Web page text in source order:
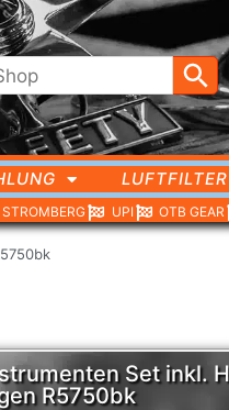
LUFTFILTER
STROMBERG UPI OTB GEAR
Set inkl.
R5750bk